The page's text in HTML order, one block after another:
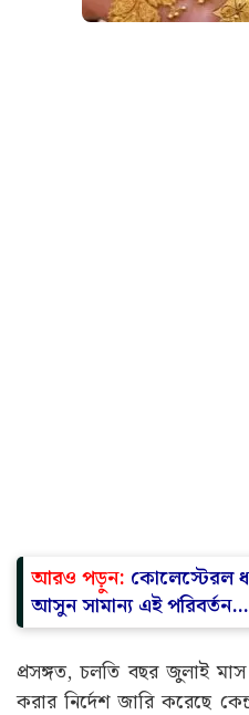
আরও পড়ুন: কোলেস্টেরল
আসুন সামান্য এই পরিবর্তন…
প্রসঙ্গত, চলতি বছর জুলাই
করার নির্দেশ জারি করেছে